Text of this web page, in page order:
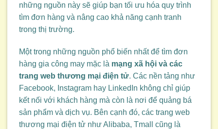
những nguồn này sẽ giúp bạn tối ưu hóa quy trình
tìm đơn hàng và nâng cao khả năng cạnh tranh
trong thị trường.
Một trong những nguồn phổ biến nhất để tìm đơn
hàng gia công may mặc là mạng xã hội và các
trang web thương mại điện tử. Các nền tảng như
Facebook, Instagram hay LinkedIn không chỉ giúp
kết nối với khách hàng mà còn là nơi để quảng bá
sản phẩm và dịch vụ. Bên cạnh đó, các trang web
thương mại điện tử như Alibaba, Tmall cũng là